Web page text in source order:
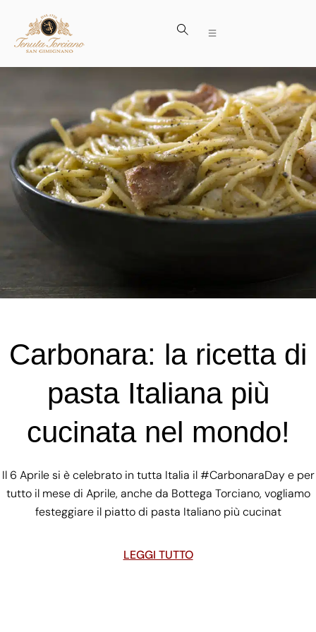
Carbonara: la ricetta di
pasta Italiana più
cucinata nel mondo!
Il 6 Aprile si è celebrato in tutta Italia il #CarbonaraDay e per
tutto il mese di Aprile, anche da Bottega Torciano, vogliamo
festeggiare il piatto di pasta Italiano più cucinat
LEGGI TUTTO